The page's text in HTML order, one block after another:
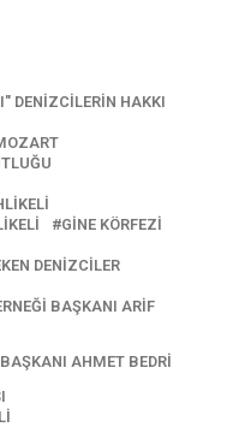
DENIZCILERIN HAKKI
GINE KÖRFEZI
DENIZCILER
BAŞKANI ARIF
AHMET BEDRI